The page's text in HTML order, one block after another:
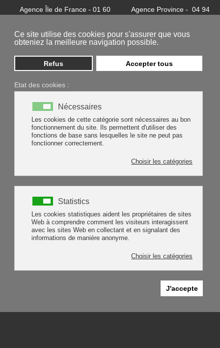
Ce site utilise des cookies pour s'assurer que vous
obteniez la meilleure navigation possible.
Refus Accepter tous
Etat des cookies :
Nécessaires
Les cookies de cette catégorie sont nécessaires au bon
fonctionnement du site. Ils permettent d'utiliser des
fonctions de base sans lesquelles le site ne peut pas
fonctionner correctement.
Choisir les catégories
Statistics
Les cookies statistiques aident les propriétaires de sites
Web à comprendre comment les visiteurs interagissent
avec les sites Web en collectant et en signalant des
informations de manière anonyme.
Choisir les catégories
J'accepte
Agence Île de France - 01 60
contact@batycel.fr
Agence Province - 04 94
PROTECTION
INDIVIDUELLE